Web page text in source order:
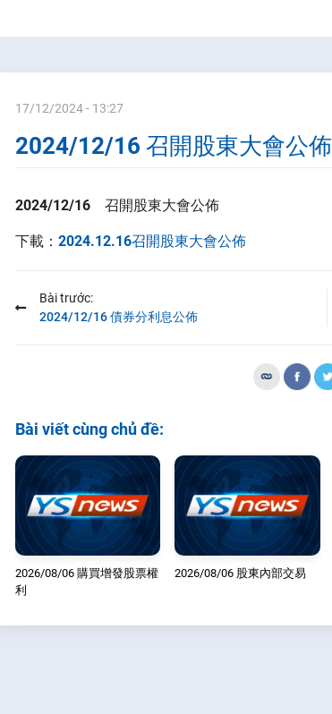
17/12/2024 - 13:27
2024/12/16 召開股東大會公佈
2024/12/16 召開股東大會公佈
下載：2024.12.16召開股東大會公佈
Bài trước:
2024/12/16 債券分利息公佈
Bài viết cùng chủ đề:
2026/08/06 購買增發股票權
利
2026/08/06 股東內部交易